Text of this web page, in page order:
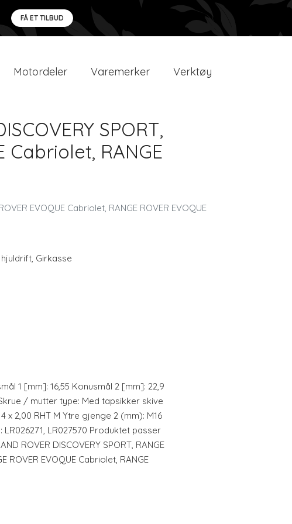
FÅ ET TILBUD
Motordeler Varemerker Verktøy
SPORT,
Cabriolet, RANGE
EVOQUE Cabriolet, RANGE ROVER EVOQUE
, Girkasse
1 [mm]: 16,55 Konusmål 2 [mm]: 22,9
/ mutter type: Med tapsikker skive
x 2,00 RHT M Ytre gjenge 2 (mm): M16
LR026271, LR027570 Produktet passer
ROVER DISCOVERY SPORT, RANGE
ROVER EVOQUE Cabriolet, RANGE